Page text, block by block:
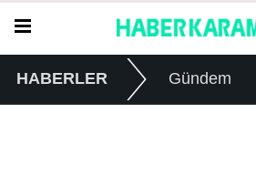
HABERLER Gündem